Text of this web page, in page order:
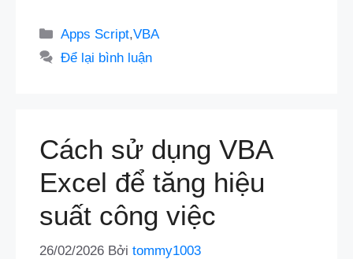
Danh
mục
Apps Script,VBA
Để lại bình luận
Cách sử dụng VBA
Excel để tăng hiệu
suất công việc
26/02/2026 Bởi tommy1003